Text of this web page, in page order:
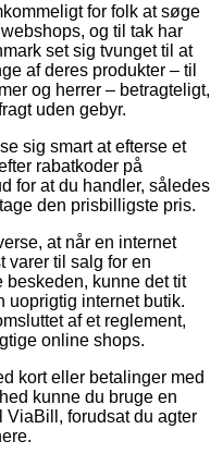
for folk at søge
og til tak har
set sig tvunget til at
af deres produkter – til
og herrer – betragteligt,
uden gebyr.
sig smart at efterse et
rabatkoder på
for at du handler, således
den prisbilligste pris.
at når en internet
varer til salg for en
beskeden, kunne det tit
uoprigtig internet butik.
af et reglement,
online shops.
kort eller betalinger med
kunne du bruge en
ViaBill, forudsat du agter